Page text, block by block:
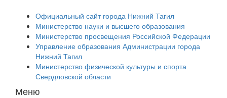
Официальный сайт города Нижний Тагил
Министерство науки и высшего образования
Министерство просвещения Российской Федерации
Управление образования Администрации города
Нижний Тагил
Министерство физической культуры и спорта
Свердловской области
Меню